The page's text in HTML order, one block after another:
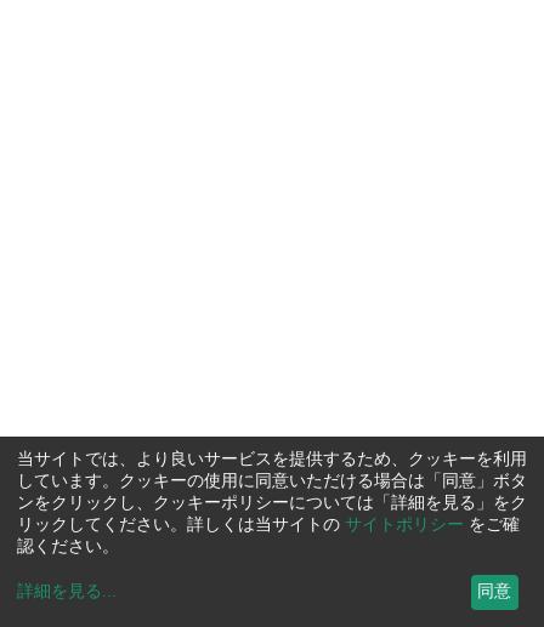
当サイトでは、より良いサービスを提供するため、クッキーを利用
しています。クッキーの使用に同意いただける場合は「同意」ボタ
ンをクリックし、クッキーポリシーについては「詳細を見る」をク
リックしてください。詳しくは当サイトの サイトポリシー をご確
認ください。
詳細を見る ... 同意